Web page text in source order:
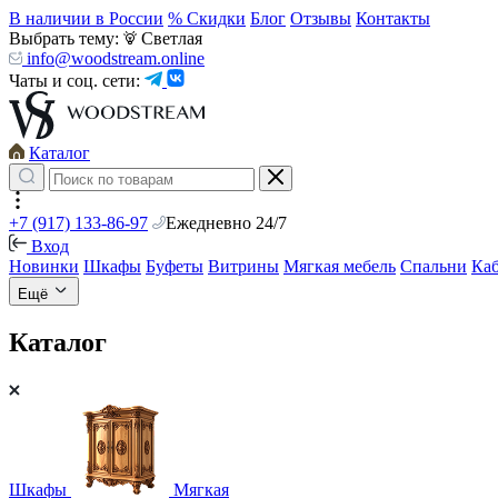
В наличии в России % Скидки Блог Отзывы Контакты
Выбрать тему:
Светлая
info@woodstream.online
Чаты и соц. сети:
Каталог
+7 (917) 133-86-97
Ежедневно 24/7
Вход
Новинки Шкафы Буфеты Витрины Мягкая мебель Спальни
Ещё
Каталог
Шкафы Мягкая